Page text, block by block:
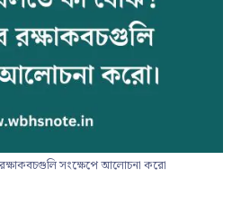
রক্ষাকবচগুলি সংক্ষেপে আলোচনা করো